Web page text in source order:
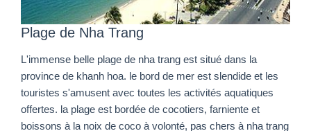
Plage de Nha Trang
L'immense belle plage de nha trang est situé dans la
province de khanh hoa. le bord de mer est slendide et les
touristes s'amusent avec toutes les activités aquatiques
offertes. la plage est bordée de cocotiers, farniente et
boissons à la noix de coco à volonté, pas chers à nha trang